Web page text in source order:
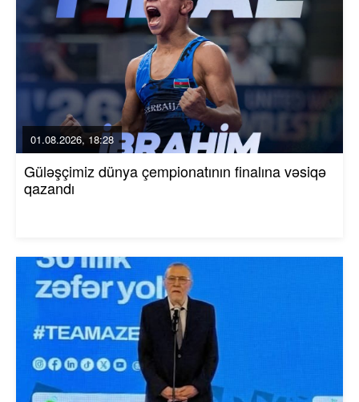
01.08.2026, 18:28
Güləşçimiz dünya çempionatının finalına vəsiqə
qazandı